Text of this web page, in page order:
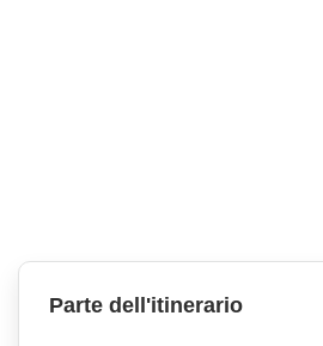
Parte dell'itinerario